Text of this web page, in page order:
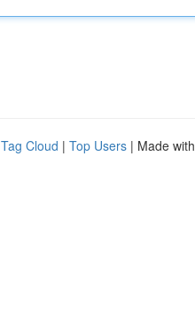
Tag Cloud | Top Users | Made with